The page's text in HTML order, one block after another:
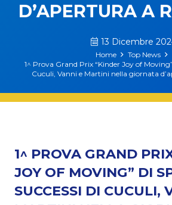
D’APERTURA A
13 Dicembre
Home
Top News
1^ Prova Grand Prix “Kinder Joy of
Cuculi, Vanni e Martini nella giornata
1^ PROVA GRAND
JOY OF MOVING” DI
SUCCESSI DI CUCULI,